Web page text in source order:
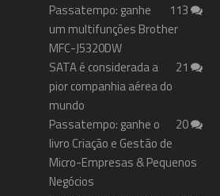
113
Passatempo: ganhe
um multifunções Brother
MFC-J5320DW
21
SATA é considerada a
pior companhia aérea do
mundo
20
Passatempo: ganhe o
livro Criação e Gestão de
Micro-Empresas & Pequenos
Negócios